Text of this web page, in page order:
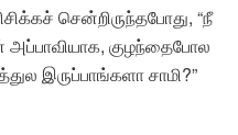
சென்றிருந்தபோது, “நீ
அப்பாவியாக, குழந்தைபோல
இருப்பாங்களா சாமி?”